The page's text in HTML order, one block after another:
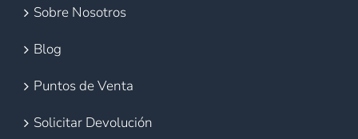
Sobre Nosotros
Blog
Puntos de Venta
Solicitar Devolución